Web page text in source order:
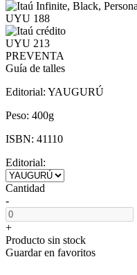
UYU 188
UYU 213
PREVENTA
Guía de talles
Editorial: YAUGURÚ
Peso: 400g
ISBN: 41110
Editorial:
Cantidad
-
+
Producto sin stock
Guardar en favoritos